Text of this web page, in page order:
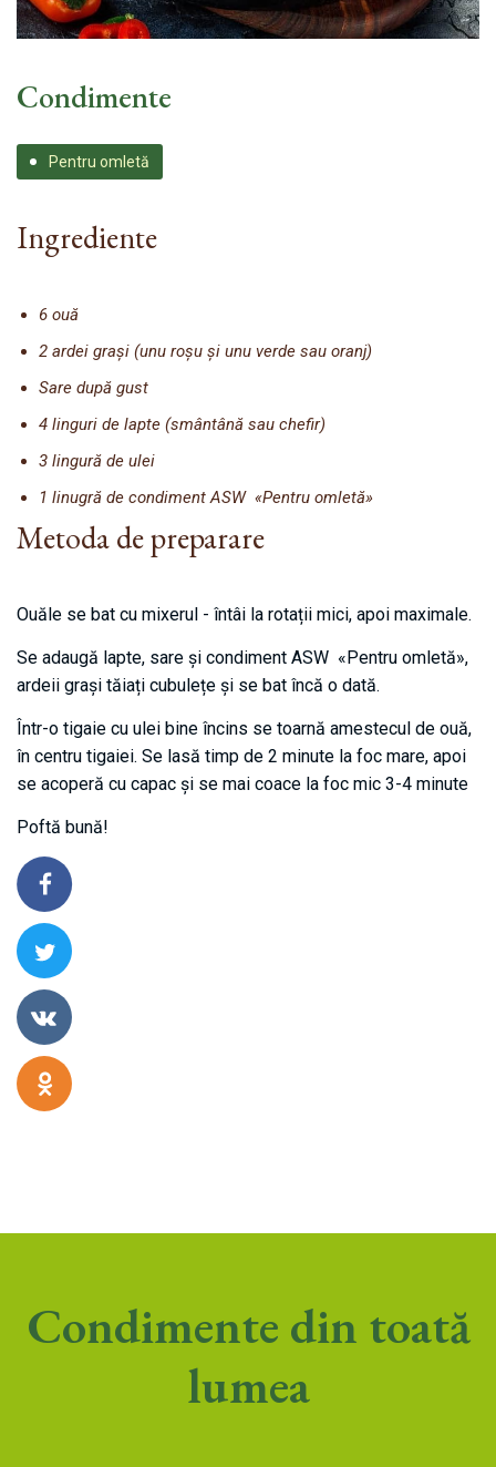
Condimente
Pentru omletă
Ingrediente
6 ouă
2 ardei grași (unu roșu și unu verde sau oranj)
Sare după gust
4 linguri de lapte (smântână sau chefir)
3 lingură de ulei
1 linugră de condiment ASW «Pentru omletă»
Metoda de preparare
Ouăle se bat cu mixerul - întâi la rotații mici, apoi maximale.
Se adaugă lapte, sare și condiment ASW «Pentru omletă»,
ardeii grași tăiați cubulețe și se bat încă o dată.
Într-o tigaie cu ulei bine încins se toarnă amestecul de ouă,
în centru tigaiei. Se lasă timp de 2 minute la foc mare, apoi
se acoperă cu capac și se mai coace la foc mic 3-4 minute
Poftă bună!
Condimente din toată
lumea